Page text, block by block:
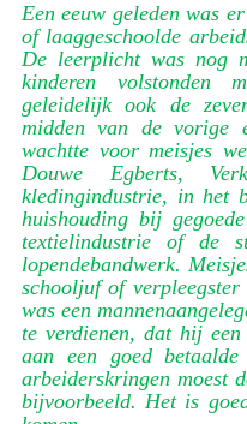
Een eeuw geleden was
of laaggeschoolde
De leerplicht was nog
kinderen volstonden
geleidelijk ook de
midden van de vorige
wachtte voor meisjes
Douwe Egberts,
kledingindustrie, in het
huishouding bij
textielindustrie of de
lopendebandwerk.
schooljuf of
was een
te verdienen, dat hij
aan een goed
arbeiderskringen moest
bijvoorbeeld. Het is